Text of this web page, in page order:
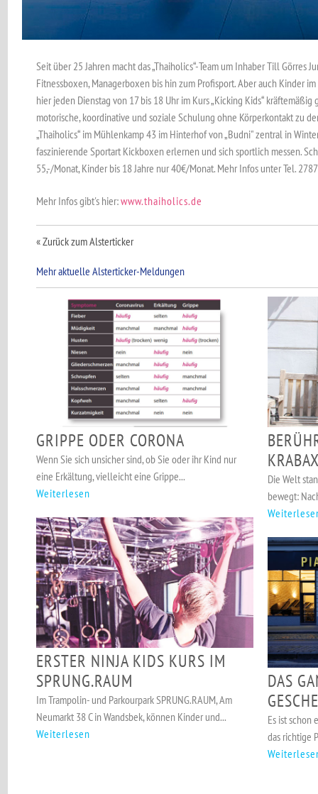
Seit über 25 Jahren macht das „Thaiholics“-Team um Inhaber Till Görres
Fitnessboxen, Managerboxen bis hin zum Profisport. Aber auch Kinder
hier jeden Dienstag von 17 bis 18 Uhr im Kurs „Kicking Kids“
motorische, koordinative und soziale Schulung ohne Körperkontakt zu
„Thaiholics“ im Mühlenkamp 43 im Hinterhof von „Budni" zentral in
faszinierende Sportart Kickboxen erlernen und sich sportlich messen.
55,-/Monat, Kinder bis 18 Jahre nur 40€/Monat. Mehr Infos unter Tel.
Mehr Infos gibt's hier:www.thaiholics.de
« Zurück zum Alsterticker
Mehr aktuelle Alsterticker-Meldungen
GRIPPE ODER CORONA
Wenn Sie sich unsicher sind, ob Sie oder ihr Kind nur
eine Erkältung, vielleicht eine Grippe...
Weiterlesen
Die Welt
bewegt:
ERSTER NINJA KIDS KURS IM
SPRUNG.RAUM
Im Trampolin- und Parkourpark SPRUNG.RAUM, Am
Neumarkt 38 C in Wandsbek, können Kinder und...
Weiterlesen
DAS
Es ist schon
das richtige